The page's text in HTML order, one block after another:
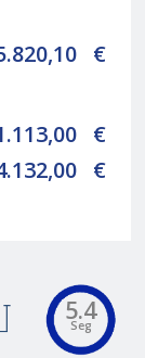
€
€
€
5.4
Seg